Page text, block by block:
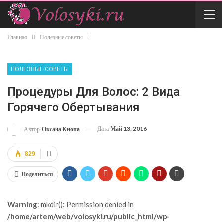
Главная Полезные советы
ПОЛЕЗНЫЕ СОВЕТЫ
Процедуры Для Волос: 2 Вида
Горячего Обертывания
Автор Оксана Кнопа Дата Май 13, 2016
829
Поделиться
Warning: mkdir(): Permission denied in
/home/artem/web/volosyki.ru/public_html/wp-